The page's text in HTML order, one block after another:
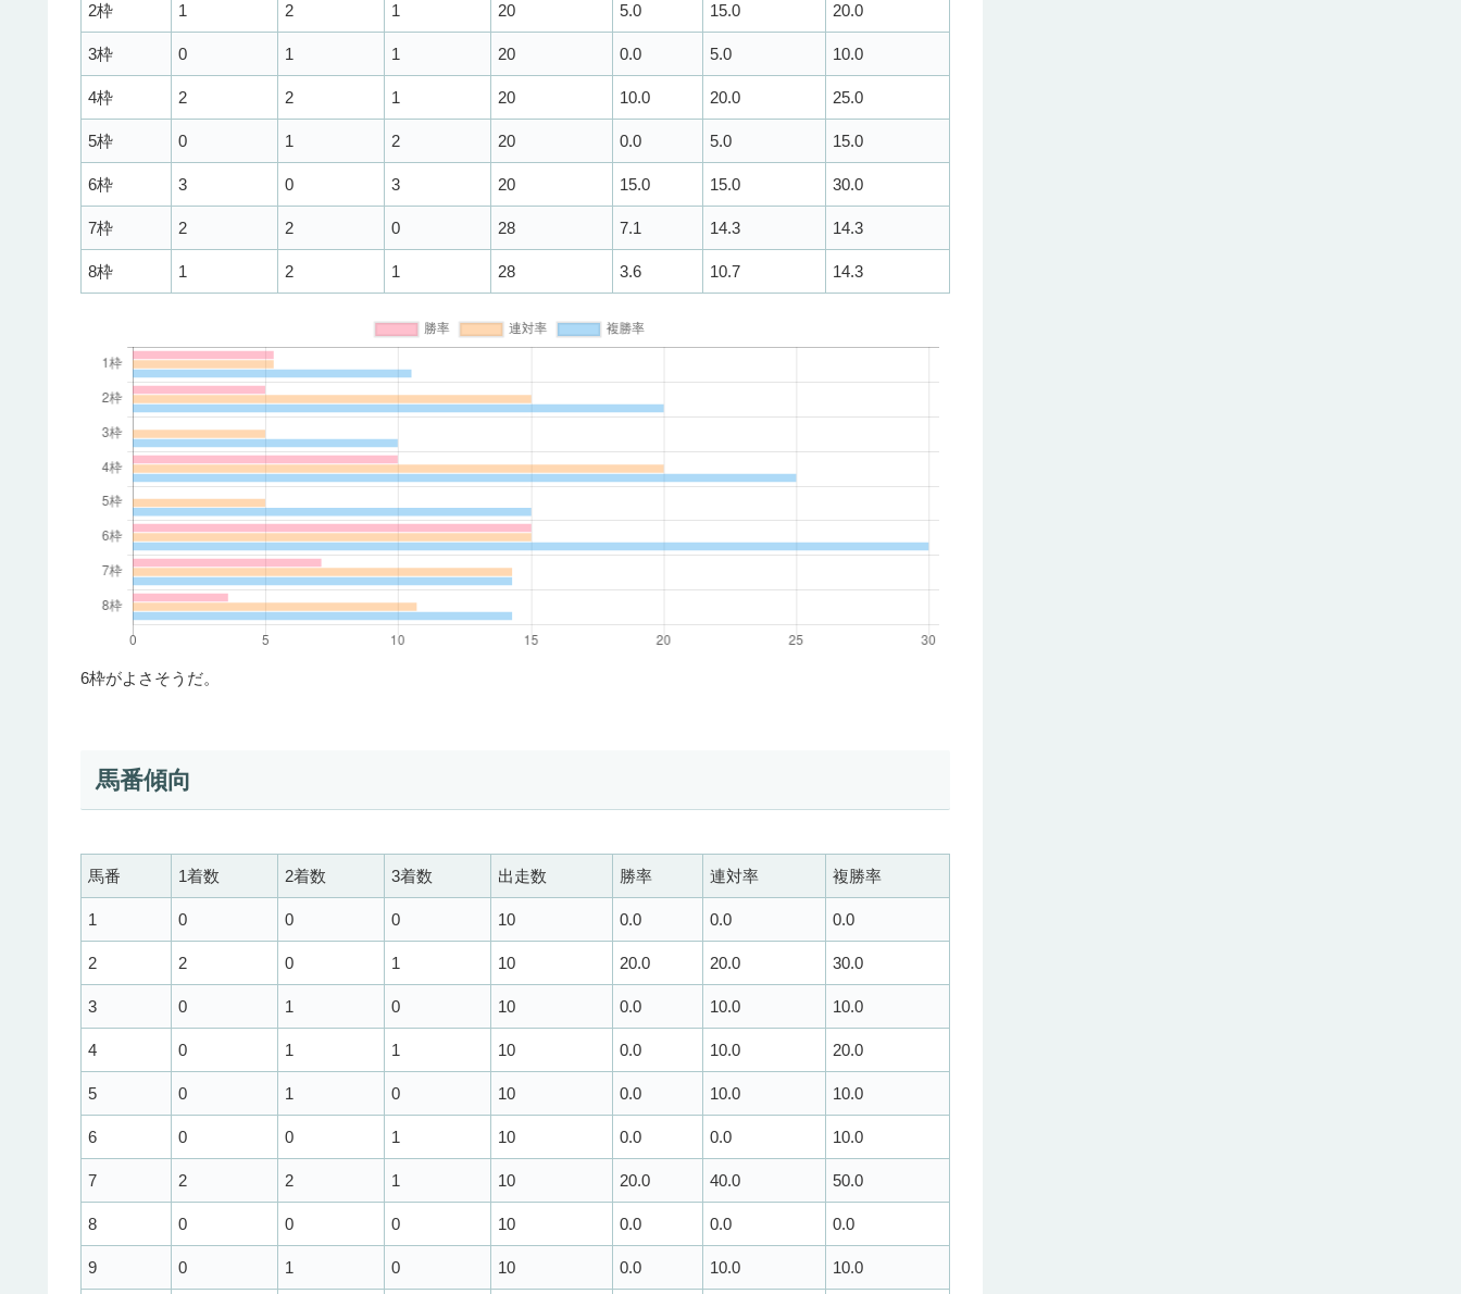
2枠 1 2 1 20 5.0 15.0 20.0
3枠 0 1 1 20 0.0 5.0 10.0
4枠 2 2 1 20 10.0 20.0 25.0
5枠 0 1 2 20 0.0 5.0 15.0
6枠 3 0 3 20 15.0 15.0 30.0
7枠 2 2 0 28 7.1 14.3 14.3
8枠 1 2 1 28 3.6 10.7 14.3
6枠がよさそうだ。
馬番傾向
馬番 1着数 2着数 3着数 出走数 勝率 連対率 複勝率
1 0 0 0 10 0.0 0.0 0.0
2 2 0 1 10 20.0 20.0 30.0
3 0 1 0 10 0.0 10.0 10.0
4 0 1 1 10 0.0 10.0 20.0
5 0 1 0 10 0.0 10.0 10.0
6 0 0 1 10 0.0 0.0 10.0
7 2 2 1 10 20.0 40.0 50.0
8 0 0 0 10 0.0 0.0 0.0
9 0 1 0 10 0.0 10.0 10.0